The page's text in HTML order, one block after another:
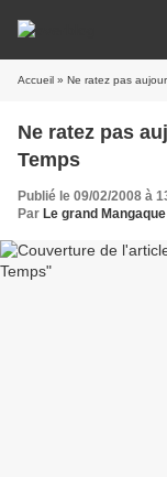
Accueil » Ne ratez pas
Ne ratez pas
Temps
Publié le 09/02/2008 à
Par Le grand Mangaque